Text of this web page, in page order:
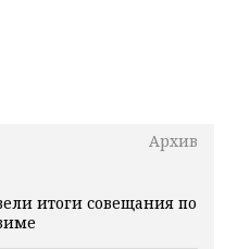
Архив
итоги совещания по